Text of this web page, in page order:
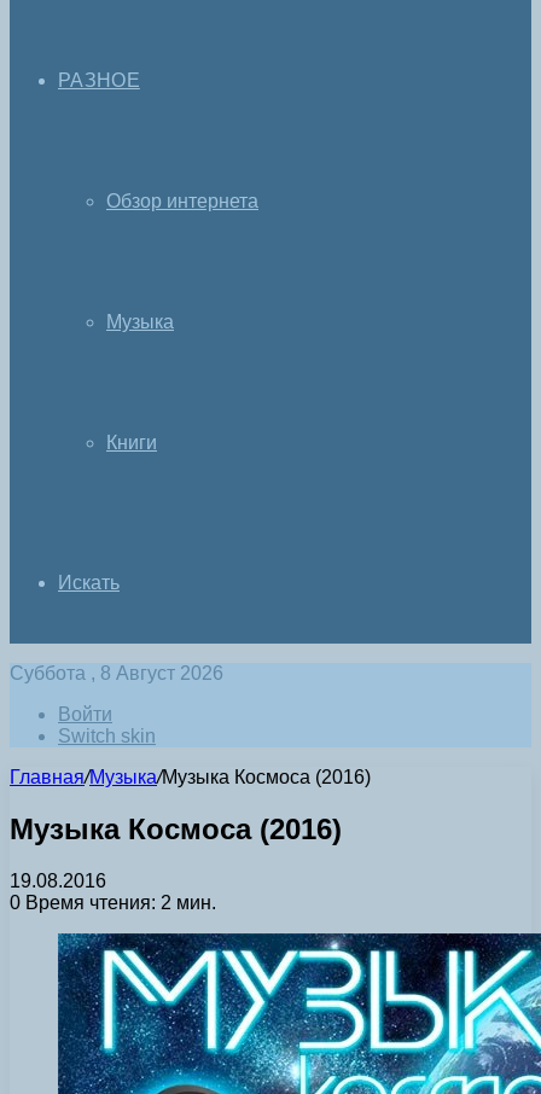
РАЗНОЕ
Обзор интернета
Музыка
Книги
Искать
Суббота , 8 Август 2026
Войти
Switch skin
Главная/Музыка/Музыка Космоса (2016)
Музыка Космоса (2016)
19.08.2016
0 Время чтения: 2 мин.